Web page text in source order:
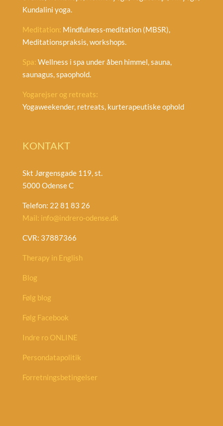
Kundalini yoga.
Meditation: Mindfulness-meditation (MBSR),
Meditationspraksis, workshops.
Spa: Wellness i spa under åben himmel, sauna,
saunagus, spaophold.
Yogarejser og retreats:
Yogaweekender, retreats, kurterapeutiske ophold
KONTAKT
Skt Jørgensgade 119, st.
5000 Odense C
Telefon: 22 81 83 26
Mail: info@indrero-odense.dk
CVR: 37887366
Therapy in English
Blog
Følg blog
Følg Facebook
Indre ro ONLINE
Persondatapolitik
Forretningsbetingelser